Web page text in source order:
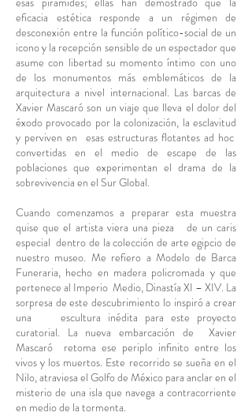
eficacia estética responde a un régimen de
desconexión entre la función político-social de un
icono y la recepción sensible de un espectador que
asume con libertad su momento íntimo con uno
de los monumentos más emblemáticos de la
arquitectura a nivel internacional. Las barcas de
Xavier Mascaró son un viaje que lleva el dolor del
éxodo provocado por la colonización, la esclavitud
y perviven en esas estructuras flotantes ad hoc
convertidas en el medio de escape de las
poblaciones que experimentan el drama de la
sobrevivencia en el Sur Global.
Cuando comenzamos a preparar esta muestra
quise que el artista viera una pieza de un caris
especial dentro de la colección de arte egipcio de
nuestro museo. Me refiero a Modelo de Barca
Funeraria, hecho en madera policromada y que
pertenece al Imperio Medio, Dinastía XI – XIV. La
sorpresa de este descubrimiento lo inspiró a crear
una escultura inédita para este proyecto
curatorial. La nueva embarcación de Xavier
Mascaró retoma ese periplo infinito entre los
vivos y los muertos. Este recorrido se sueña en el
Nilo, atraviesa el Golfo de México para anclar en el
misterio de una isla que navega a contracorriente
en medio de la tormenta.